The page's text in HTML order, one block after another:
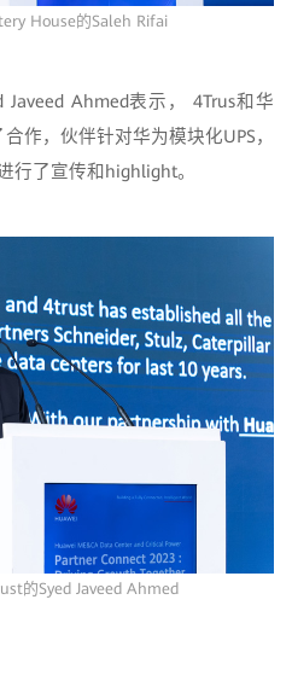
House的Saleh Rifai
Javeed Ahmed表示， 4Trus和华
作，伙伴针对华为模块化UPS，
行了宣传和highlight。
的Syed Javeed Ahmed